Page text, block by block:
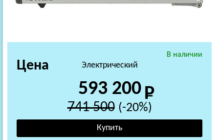
В наличии
Электрический
Цена
593 200
741 500 (-20%)